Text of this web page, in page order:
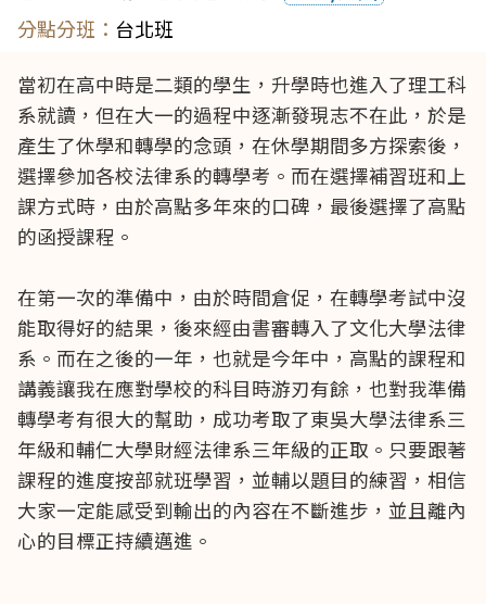
台北班
當初在高中時是二類的學生，升學時也進入了理工科
系就讀，但在大一的過程中逐漸發現志不在此，於是
產生了休學和轉學的念頭，在休學期間多方探索後，
選擇參加各校法律系的轉學考。而在選擇補習班和上
課方式時，由於高點多年來的口碑，最後選擇了高點
的函授課程。
在第一次的準備中，由於時間倉促，在轉學考試中沒
能取得好的結果，後來經由書審轉入了文化大學法律
系。而在之後的一年，也就是今年中，高點的課程和
講義讓我在應對學校的科目時游刃有餘，也對我準備
轉學考有很大的幫助，成功考取了東吳大學法律系三
年級和輔仁大學財經法律系三年級的正取。只要跟著
課程的進度按部就班學習，並輔以題目的練習，相信
大家一定能感受到輸出的內容在不斷進步，並且離內
心的目標正持續邁進。